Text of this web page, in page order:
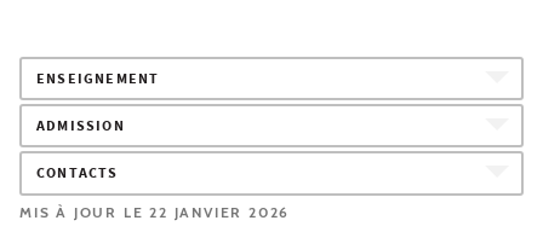
ENSEIGNEMENT
ADMISSION
CONTACTS
MIS À JOUR LE 22 JANVIER 2026